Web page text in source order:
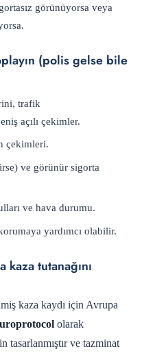
görünüyorsa veya
(polis gelse bile
trafik
açılı çekimler.
çekimleri.
ve görünür sigorta
ve hava durumu.
yardımcı olabilir.
tutanağını
kaza kaydı için Avrupa
olarak
tasarlanmıştır ve tazminat